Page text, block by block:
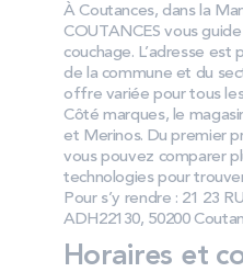
À Coutances, dans la
COUTANCES vous
couchage. L’adresse
de la commune et du
offre variée pour tous
Côté marques, le
et Merinos. Du premier
vous pouvez comparer
technologies pour
Pour s’y rendre : 21 23
ADH22130, 50200
Horaires et